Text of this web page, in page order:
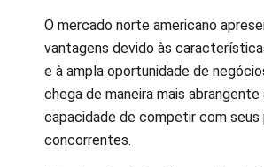
O mercado norte americano
vantagens devido às
e à ampla oportunidade de
chega de maneira mais abrangente
capacidade de competir com seus
concorrentes.